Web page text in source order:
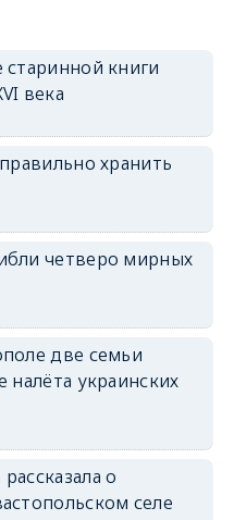
erid: 2SDnjdPjgYS
книги
века
хранить
четверо мирных
две семьи
налёта украинских
о
селе